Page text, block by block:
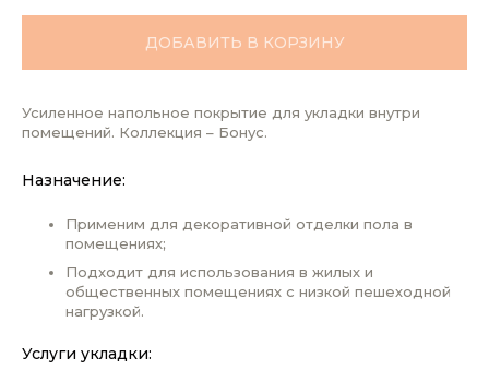
ДОБАВИТЬ В КОРЗИНУ
Усиленное напольное покрытие для укладки внутри
помещений. Коллекция – Бонус.
Назначение:
Применим для декоративной отделки пола в
помещениях;
Подходит для использования в жилых и
общественных помещениях с низкой пешеходной
нагрузкой.
Услуги укладки: